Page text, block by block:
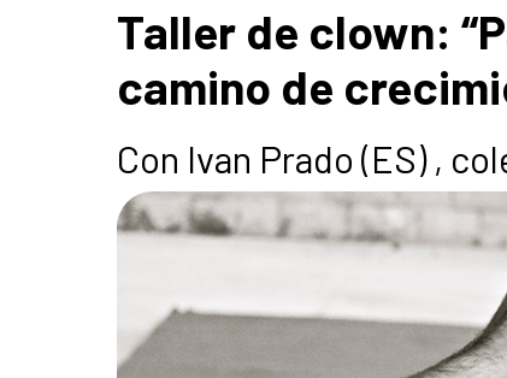
Taller de clown:
camino de
Con Ivan Prado (ES) ,